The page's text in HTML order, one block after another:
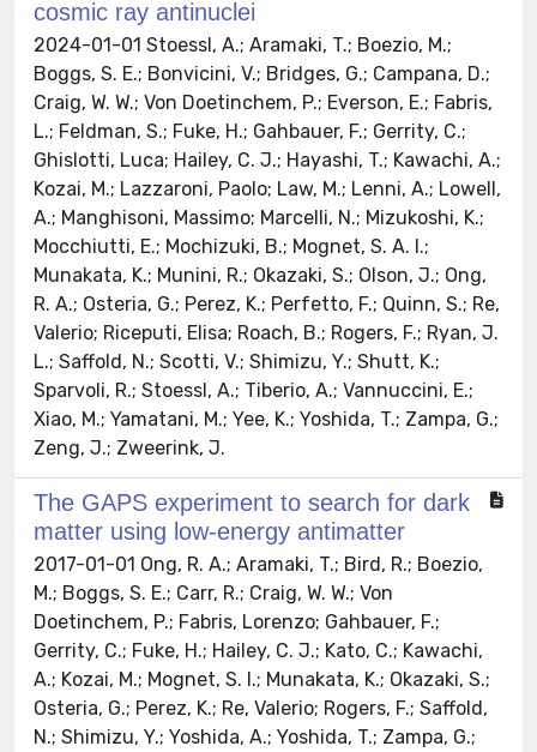
cosmic ray antinuclei
2024-01-01 Stoessl, A.; Aramaki, T.; Boezio, M.;
Boggs, S. E.; Bonvicini, V.; Bridges, G.; Campana, D.;
Craig, W. W.; Von Doetinchem, P.; Everson, E.; Fabris,
L.; Feldman, S.; Fuke, H.; Gahbauer, F.; Gerrity, C.;
Ghislotti, Luca; Hailey, C. J.; Hayashi, T.; Kawachi, A.;
Kozai, M.; Lazzaroni, Paolo; Law, M.; Lenni, A.; Lowell,
A.; Manghisoni, Massimo; Marcelli, N.; Mizukoshi, K.;
Mocchiutti, E.; Mochizuki, B.; Mognet, S. A. I.;
Munakata, K.; Munini, R.; Okazaki, S.; Olson, J.; Ong,
R. A.; Osteria, G.; Perez, K.; Perfetto, F.; Quinn, S.; Re,
Valerio; Riceputi, Elisa; Roach, B.; Rogers, F.; Ryan, J.
L.; Saffold, N.; Scotti, V.; Shimizu, Y.; Shutt, K.;
Sparvoli, R.; Stoessl, A.; Tiberio, A.; Vannuccini, E.;
Xiao, M.; Yamatani, M.; Yee, K.; Yoshida, T.; Zampa, G.;
Zeng, J.; Zweerink, J.
The GAPS experiment to search for dark
matter using low-energy antimatter
2017-01-01 Ong, R. A.; Aramaki, T.; Bird, R.; Boezio,
M.; Boggs, S. E.; Carr, R.; Craig, W. W.; Von
Doetinchem, P.; Fabris, Lorenzo; Gahbauer, F.;
Gerrity, C.; Fuke, H.; Hailey, C. J.; Kato, C.; Kawachi,
A.; Kozai, M.; Mognet, S. I.; Munakata, K.; Okazaki, S.;
Osteria, G.; Perez, K.; Re, Valerio; Rogers, F.; Saffold,
N.; Shimizu, Y.; Yoshida, A.; Yoshida, T.; Zampa, G.;